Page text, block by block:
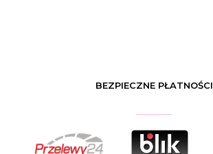
BEZPIECZNE PŁATNOŚCI